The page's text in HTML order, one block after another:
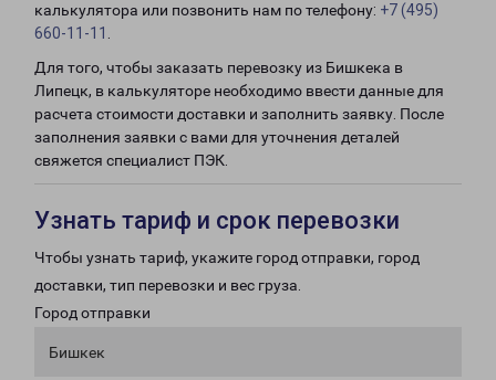
калькулятора или позвонить нам по телефону: +7 (495)
660-11-11
Для того, чтобы заказать перевозку из Бишкека в
Липецк, в калькуляторе необходимо ввести данные для
расчета стоимости доставки и заполнить заявку. После
заполнения заявки с вами для уточнения деталей
свяжется специалист ПЭК.
Узнать тариф и срок перевозки
Чтобы узнать тариф, укажите город отправки, город
доставки, тип перевозки и вес груза.
Город отправки
Бишкек